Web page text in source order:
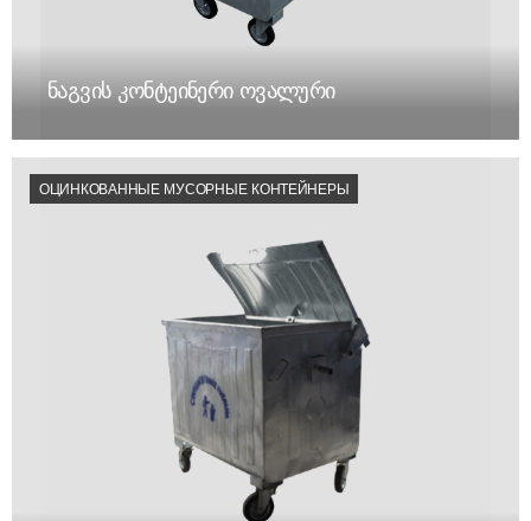
ნაგვის კონტეინერი ოვალური
ОЦИНКОВАННЫЕ МУСОРНЫЕ КОНТЕЙНЕРЫ